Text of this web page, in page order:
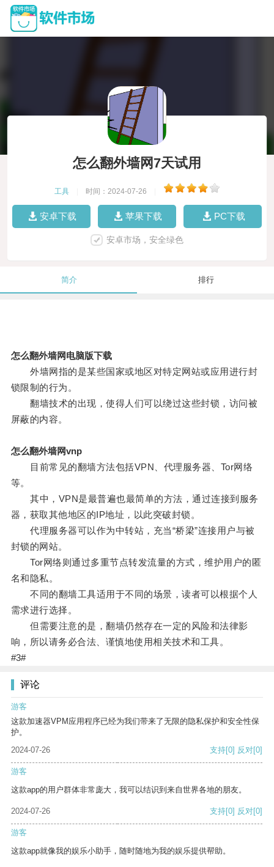
怎么翻外墙网7天试用
工具 时间：2024-07-26
安卓下载 苹果下载 PC下载
安卓市场，安全绿色
简介 排行
怎么翻外墙网电脑版下载
外墙网指的是某些国家或地区对特定网站或应用进行封
锁限制的行为。
翻墙技术的出现，使得人们可以绕过这些封锁，访问被
屏蔽的内容。
怎么翻外墙网vnp
目前常见的翻墙方法包括VPN、代理服务器、Tor网络
等。
其中，VPN是最普遍也最简单的方法，通过连接到服务
器，获取其他地区的IP地址，以此突破封锁。
代理服务器可以作为中转站，充当“桥梁”连接用户与被
封锁的网站。
Tor网络则通过多重节点转发流量的方式，维护用户的匿
名和隐私。
不同的翻墙工具适用于不同的场景，读者可以根据个人
需求进行选择。
但需要注意的是，翻墙仍然存在一定的风险和法律影
响，所以请务必合法、谨慎地使用相关技术和工具。
#3#
评论
游客
这款加速器VPM应用程序已经为我们带来了无限的隐私保护和安全性保
护。
2024-07-26
支持[0] 反对[0]
游客
这款app的用户群体非常庞大，我可以结识到来自世界各地的朋友。
2024-07-26 支持[0] 反对[0]
游客
这款app就像我的娱乐小助手，随时随地为我的娱乐提供帮助。